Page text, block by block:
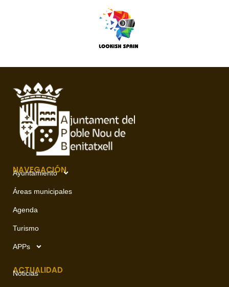
NAVEGACIÓN
Ayuntamiento
Áreas municipales
Agenda
Turismo
APPs
ACTUALIDAD
Noticias